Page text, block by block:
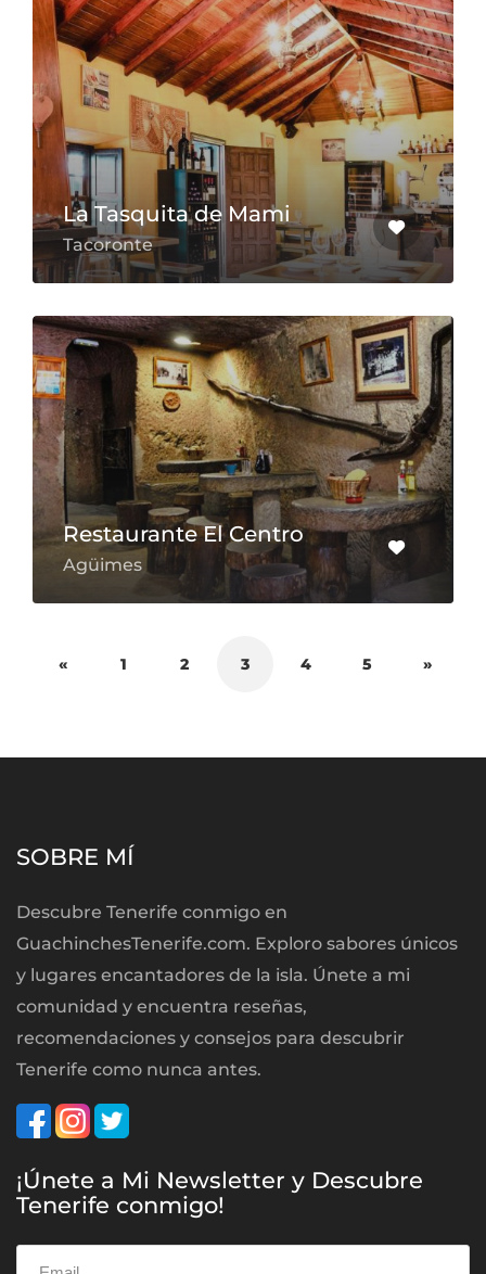
La Tasquita de Mami
Tacoronte
Restaurante El Centro
Agüimes
« 1 2 3 4 5 »
SOBRE MÍ
Descubre Tenerife conmigo en
GuachinchesTenerife.com. Exploro sabores únicos
y lugares encantadores de la isla. Únete a mi
comunidad y encuentra reseñas,
recomendaciones y consejos para descubrir
Tenerife como nunca antes.
¡Únete a Mi Newsletter y Descubre
Tenerife conmigo!